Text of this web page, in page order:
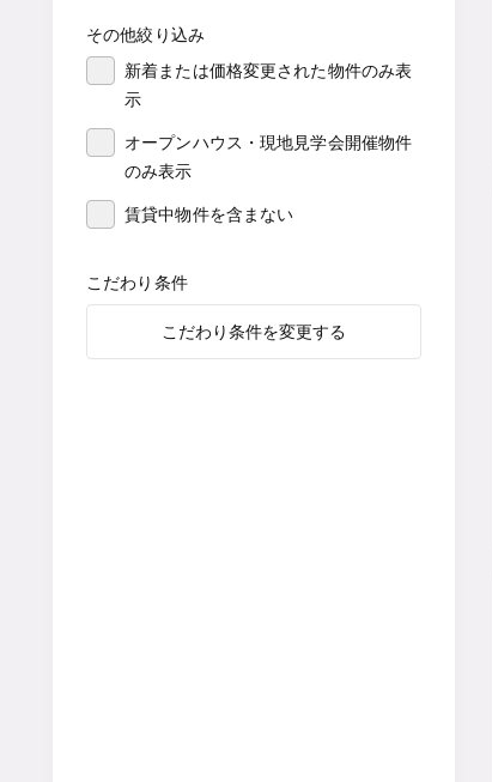
その他絞り込み
新着または価格変更された物件のみ表
示
オープンハウス・現地見学会開催物件
のみ表示
賃貸中物件を含まない
こだわり条件
こだわり条件を変更する